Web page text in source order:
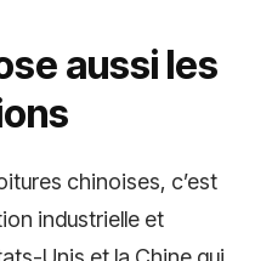
aussi les
chinoises, c’est
industrielle et